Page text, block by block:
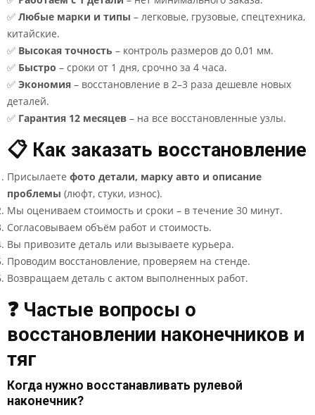
✅ Любые марки и типы – легковые, грузовые, спецтехника,
китайские.
✅ Высокая точность – контроль размеров до 0,01 мм.
✅ Быстро – сроки от 1 дня, срочно за 4 часа.
✅ Экономия – восстановление в 2–3 раза дешевле новых
деталей.
✅ Гарантия 12 месяцев – на все восстановленные узлы.
📋 Как заказать восстановление
Присылаете фото детали, марку авто и описание
проблемы (люфт, стуки, износ).
Мы оцениваем стоимость и сроки – в течение 30 минут.
Согласовываем объём работ и стоимость.
Вы привозите деталь или вызываете курьера.
Проводим восстановление, проверяем на стенде.
Возвращаем деталь с актом выполненных работ.
❓ Частые вопросы о
восстановлении наконечников и
тяг
Когда нужно восстанавливать рулевой
наконечник?